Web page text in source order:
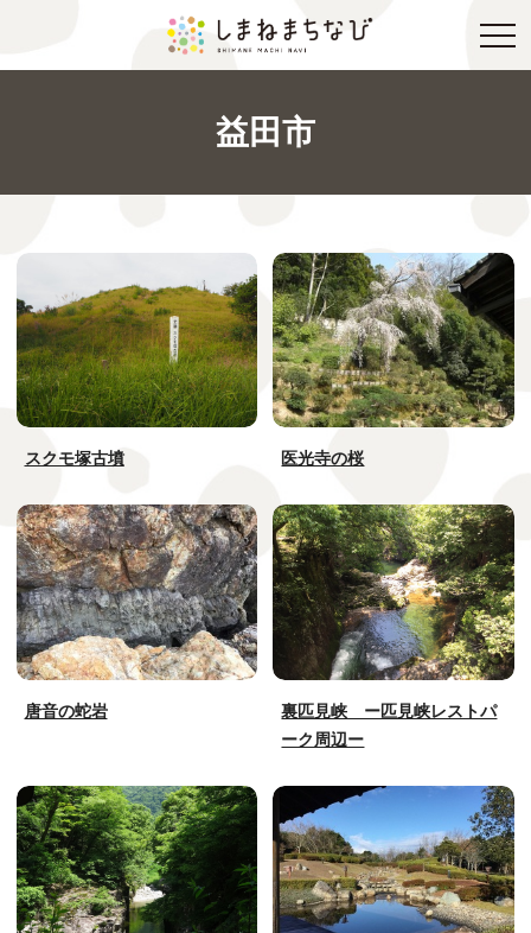
益田市
スクモ塚古墳 医光寺の桜
唐音の蛇岩
裏匹見峡 ー匹見峡レストパ
ーク周辺ー